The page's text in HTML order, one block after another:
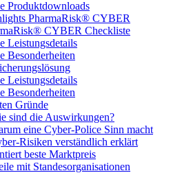
Produktdownloads
PharmaRisk® CYBER
CYBER Checkliste
Leistungsdetails
Besonderheiten
Leistungsdetails
Besonderheiten
Gründe
sind die Auswirkungen?
eine Cyber-Police Sinn macht
Risiken verständlich erklärt
beste Marktpreis
mit Standesorganisationen